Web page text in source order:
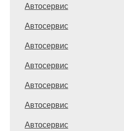
Автосервис
Автосервис
Автосервис
Автосервис
Автосервис
Автосервис
Автосервис